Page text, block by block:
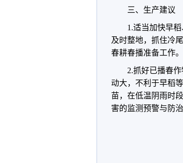
三、生产建议
1.适当加快早
及时整地，抓住冷
春耕春播准备工作。
2.抓好已播春
动大，不利于早稻
苗，在低温阴雨时
害的监测预警与防治